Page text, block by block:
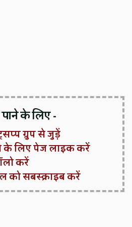
के लिए -
ग्रुप से जुड़ें
लिए पेज लाइक करें
करें
को सबस्क्राइब करें